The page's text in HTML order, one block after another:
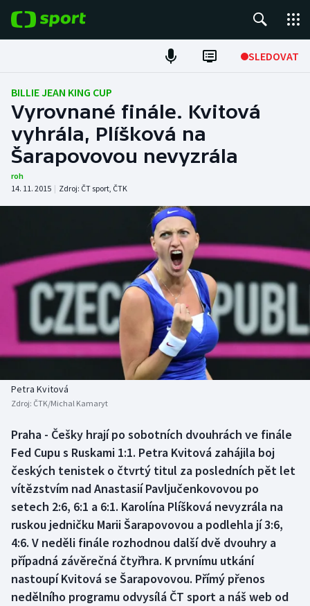
SLEDOVAT
Fotbal
Hokej
Tenis
Atletika
DALŠÍ SPORTY
Americký fotbal
Baseball a softbal
Basketbal
Biatlon
Box
Curling
Dostihy
Florbal
Futsal
NEPŘEHLÉDNĚTE
Soutěže
Historické návraty
Aplikace ČT sport
BILLIE JEAN KING CUP
Vyrovnané finále. Kvitová
vyhrála, Plíšková na
Šarapovovou nevyzrála
roh
14. 11. 2015 | Zdroj: ČT sport, ČTK
Petra Kvitová
Zdroj: ČTK/Michal Kamaryt
Praha - Češky hrají po sobotních dvouhrách ve finále
Fed Cupu s Ruskami 1:1. Petra Kvitová zahájila boj
českých tenistek o čtvrtý titul za posledních pět let
vítězstvím nad Anastasií Pavljučenkovovou po
setech 2:6, 6:1 a 6:1. Karolína Plíšková nevyzrála na
ruskou jedničku Marii Šarapovovou a podlehla jí 3:6,
4:6. V neděli finále rozhodnou další dvě dvouhry a
případná závěrečná čtyřhra. K prvnímu utkání
nastoupí Kvitová se Šarapovovou. Přímý přenos
nedělního programu odvysílá ČT sport a náš web od